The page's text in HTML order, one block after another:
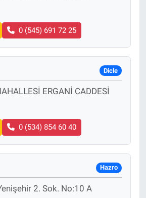
0 (545) 691 72 25
Dicle
ERGANİ CADDESİ
0 (534) 854 60 40
Hazro
2. Sok. No:10 A